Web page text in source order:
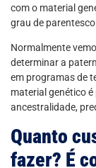
com o material
grau de
Normalmente
determinar a
em programas de
material genético
ancestralidade,
Quanto
fazer? É